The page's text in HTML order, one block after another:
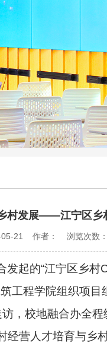
村发展——江宁区乡
05-21 作者： 浏览次数：
发起的“江宁区乡村
工程学院组织项目
，校地融合办全
经营人才培育与乡